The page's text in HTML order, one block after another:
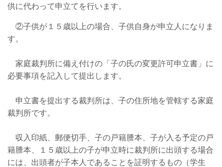
供に代わって申立てを行います。
②子供が １５歳以上の場合、 子供自身が申立人になりま
す。
家庭裁判所に備え付けの「子の氏の変更許可申立書」に
必要事項を記入して提出します。
申立書を提出する裁判所は、子の住所地を管轄する家庭
裁判所です。
収入印紙、郵便切手、子の戸籍謄本、子が入る予定の戸
籍謄本、１５歳以上の子が申立時に裁判所に出頭する場合
には、出頭者が子本人であることを証明するもの（学生